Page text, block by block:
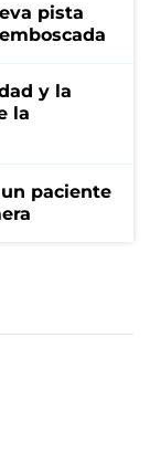
pista
y la
la
paciente